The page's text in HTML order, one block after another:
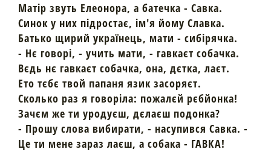
Матір звуть Елеонора, а батечка - Савка.
Синок у них підростає, ім'я йому Славка.
Батько щирий українець, мати - сибірячка.
- Нє говорі, - учить мати, - гавкаєт собачка.
Вєдь нє гавкаєт собачка, она, дєтка, лаєт.
Ето тєбє твой папаня язик засоряєт.
Сколько раз я говоріла: пожалєй рєбйонка!
Зачєм же ти уродуєш, дєлаєш подонка?
- Прошу cлова вибирати, - насупився Савка. -
Це ти мене зараз лаєш, а собака - ГАВКА!